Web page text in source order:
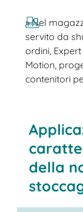
» Nel
servito da
ordini, Expert
Motion,
contenitori
della